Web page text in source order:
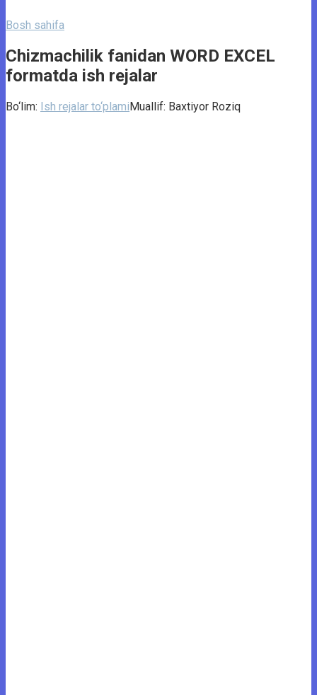
Bosh sahifa
Chizmachilik fanidan WORD EXCEL
formatda ish rejalar
Bo‘lim: Ish rejalar to‘plamiMuallif: Baxtiyor Roziq